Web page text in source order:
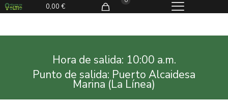
0,00€
Hora de salida: 10:00 a.m.
Punto de salida: Puerto Alcaidesa
Marina (La Línea)